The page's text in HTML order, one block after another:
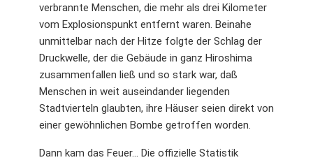
verbrannte Menschen, die mehr als drei Kilometer
vom Explosionspunkt entfernt waren. Beinahe
unmittelbar nach der Hitze folgte der Schlag der
Druckwelle, der die Gebäude in ganz Hiroshima
zusammenfallen ließ und so stark war, daß
Menschen in weit auseindander liegenden
Stadtvierteln glaubten, ihre Häuser seien direkt von
einer gewöhnlichen Bombe getroffen worden.
Dann kam das Feuer... Die offizielle Statistik